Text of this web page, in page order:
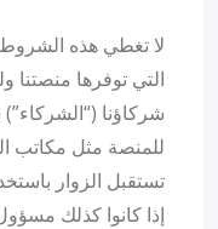
لا تغطي هذه
التي توفرها منصتنا
شركاؤنا
للمنصة مثل مكاتب
تستقبل الزوار
إذا كانوا كذلك